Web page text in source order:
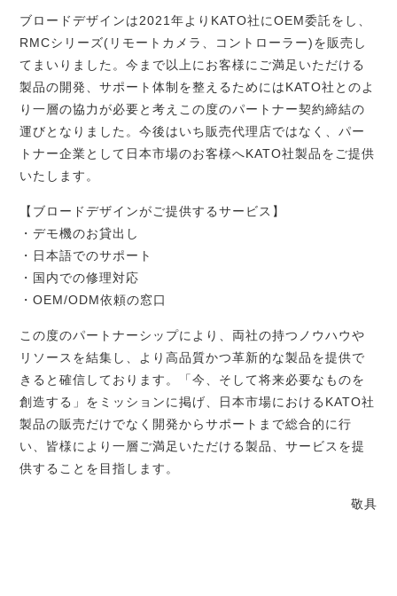
ブロードデザインは2021年より KATO社にOEM委託をし、
RMCシリーズ( リモートカメラ、コントローラー)を販売し
てまいりました。今まで以上にお客様にご満足いただける
製品の開発、サポート体制を整えるためにはKATO社とのよ
り一層の協力が必要と考えこの度のパートナー契約締結の
運びとなりました。今後はいち販売代理店ではなく、パー
トナー企業として日本市場のお客様へKATO社製品をご提供
いたします。
【ブロードデザインがご提供するサービス】
・デモ機のお貸出し
・日本語でのサポート
・国内での修理対応
・OEM/ODM依頼の窓口
この度のパートナーシップにより、両社の持つノウハウや
リソースを結集し、より高品質かつ革新的な製品を提供で
きると確信しております。「今、そして将来必要なものを
創造する」をミッションに掲げ、日本市場における KATO社
製品の販売だけでなく開発からサポートまで総合的に行
い、皆様により一層ご満足いただける製品、サービスを提
供することを目指します。
敬具